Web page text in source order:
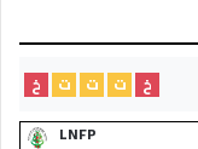
خ ت ت ت
خ
LNFP